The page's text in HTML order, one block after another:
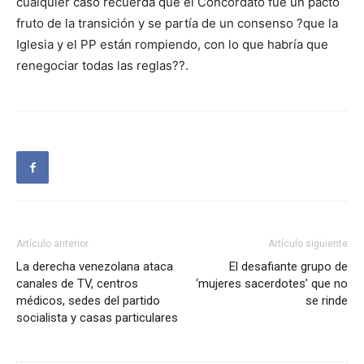
fruto de la transición y se partía de un consenso ?que la
Iglesia y el PP están rompiendo, con lo que habría que
renegociar todas las reglas??.
Artículo anterior
La derecha venezolana ataca
canales de TV, centros
médicos, sedes del partido
socialista y casas particulares
Artículo siguiente
El desafiante grupo de
‘mujeres sacerdotes’ que no
se rinde